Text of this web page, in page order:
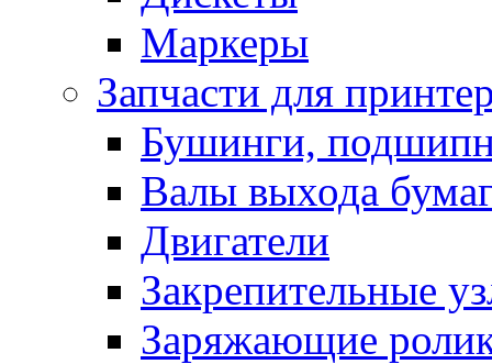
Маркеры
Запчасти для
Бушинги,
Валы выхода
Двигатели
Закрепительные
Заряжающие